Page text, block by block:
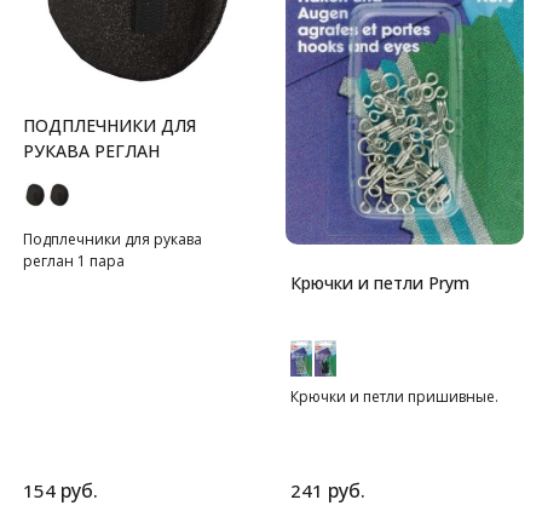
ПОДПЛЕЧНИКИ ДЛЯ
РУКАВА РЕГЛАН
Подплечники для рукава
реглан 1 пара
154 руб.
Крючки и петли Prym
Крючки и петли пришивные.
241 руб.